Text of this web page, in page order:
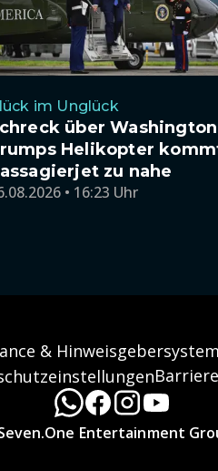
im Unglück
über
Helikopter
zu nahe
• 16:23 Uhr
& Hinweisgebersystem
Entertainment